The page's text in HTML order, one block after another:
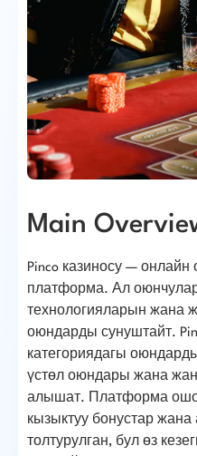
Main
Pinco казиносу — онлайн
платформа. Ал
технологияларын жана
оюндарды сунуштайт.
категориядагы
үстөл оюндары жана
алышат. Платформа
кызыктуу бонустар
толтурулган, бул өз